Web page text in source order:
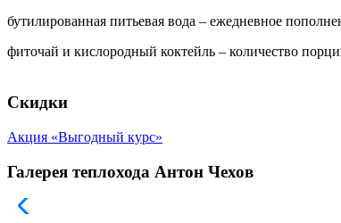
бутилированная питьевая вода – ежедневное
фиточай и кислородный коктейль – количество
Скидки
Акция «Выгодный курс»
Галерея теплохода Антон Чехов